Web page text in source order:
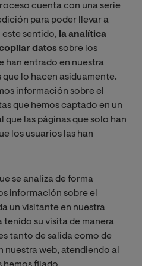
cuenta con una serie
para poder llevar a
sentido, la analítica
datos sobre los
han entrado en nuestra
lo hacen asiduamente.
información sobre el
que hemos captado en un
que las páginas que solo han
los usuarios las han
se analiza de forma
información sobre el
un visitante en nuestra
tenido su visita de manera
tanto de salida como de
nuestra web, atendiendo al